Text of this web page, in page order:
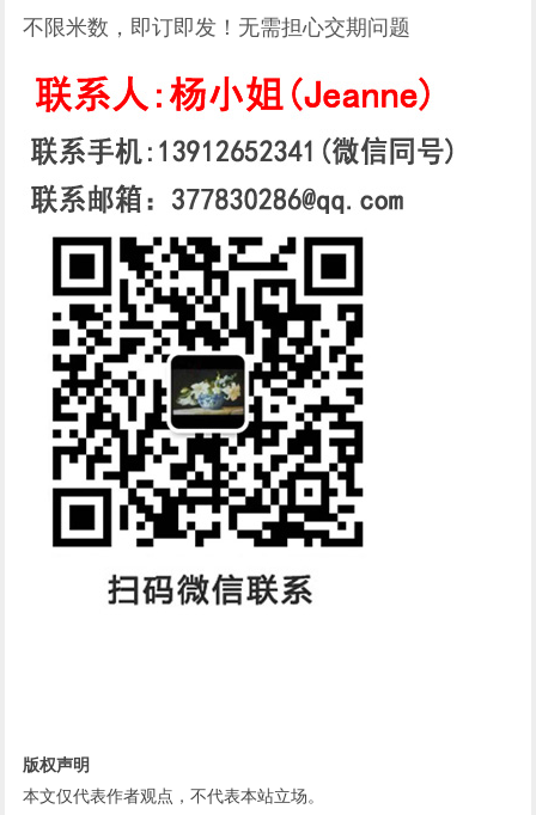
不限米数，即订即发！无需担心交期问题
版权声明
本文仅代表作者观点，不代表本站立场。